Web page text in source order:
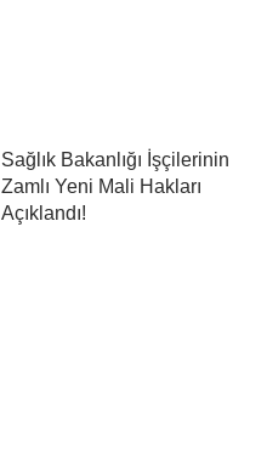
Sağlık Bakanlığı İşçilerinin
Zamlı Yeni Mali Hakları
Açıklandı!